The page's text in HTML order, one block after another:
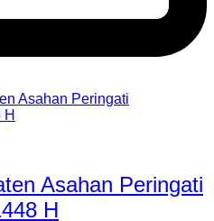
Asahan Peringati
H